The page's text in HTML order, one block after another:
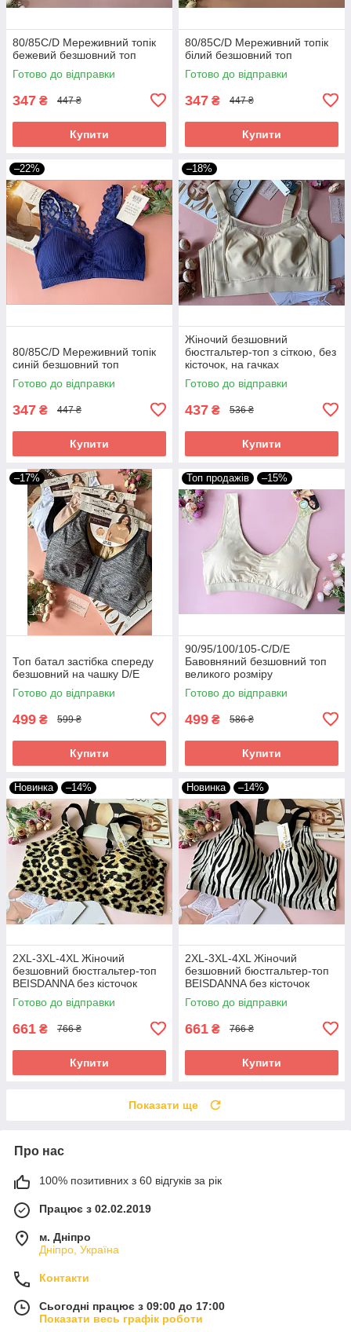
80/85С/D Мереживний топік
бежевий безшовний топ
Готово до відправки
347 ₴ 447 ₴
Купити
80/85С/D Мереживний топік
білий безшовний топ
Готово до відправки
347 ₴ 447 ₴
Купити
–22%
80/85С/D Мереживний топік
синій безшовний топ
Готово до відправки
347 ₴ 447 ₴
Купити
–18%
Жіночий безшовний
бюстгальтер-топ з сіткою, без
кісточок, на гачках
Готово до відправки
437 ₴ 536 ₴
Купити
–17%
Топ батал застібка спереду
безшовний на чашку D/E
Готово до відправки
499 ₴ 599 ₴
Купити
Топ продажів –15%
90/95/100/105-C/D/Е
Бавовняний безшовний топ
великого розміру
Готово до відправки
499 ₴ 586 ₴
Купити
Новинка –14%
2XL-3XL-4XL Жіночий
безшовний бюстгальтер-топ
BEISDANNA без кісточок
чашка D/E, леопард
Готово до відправки
661 ₴ 766 ₴
Купити
Новинка –14%
2XL-3XL-4XL Жіночий
безшовний бюстгальтер-топ
BEISDANNA без кісточок
чашка D/E, зебра
Готово до відправки
661 ₴ 766 ₴
Купити
Показати ще
Про нас
100% позитивних з 60 відгуків за рік
Працює з 02.02.2019
м. Дніпро
Дніпро, Україна
Контакти
Сьогодні працює з 09:00 до 17:00
Показати весь графік роботи